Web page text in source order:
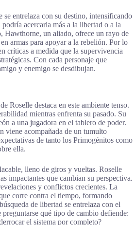
se entrelaza con su destino, intensificando
acercarla más a la libertad o a la
Hawthorne, un aliado, ofrece un rayo de
armas para apoyar a la rebelión. Por lo
críticas a medida que la supervivencia
Con cada personaje que
y enemigo se desdibujan.
Roselle destaca en este ambiente tenso.
mientras enfrenta su pasado. Su
a una jugadora en el tablero de poder.
viene acompañada de un tumulto
de tanto los Primogénitos como
ella.
lleno de giros y vueltas. Roselle
impactantes que cambian su perspectiva.
y conflictos crecientes. La
corre contra el tiempo, formando
de libertad se entrelaza con el
qué tipo de cambio defiende:
el sistema por completo?